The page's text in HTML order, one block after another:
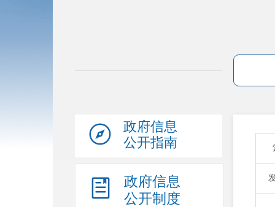
政府信息
公开指南
政府信息
公开制度